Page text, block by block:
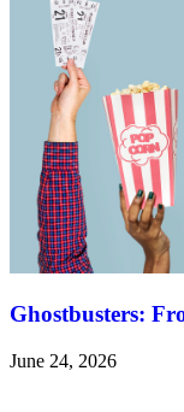
Ghostbusters:
June 24, 2026